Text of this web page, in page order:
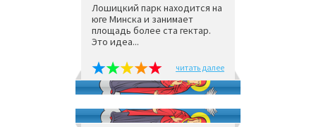
Лошицкий парк находится на
юге Минска и занимает
площадь более ста гектар.
Это идеа...
читать далее